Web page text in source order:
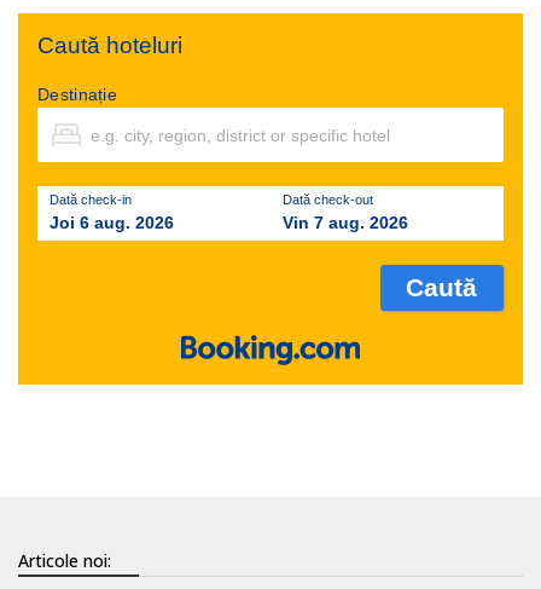
Caută hoteluri
Destinație
Dată check-in
Joi 6 aug. 2026
Dată check-out
Vin 7 aug. 2026
Articole noi: